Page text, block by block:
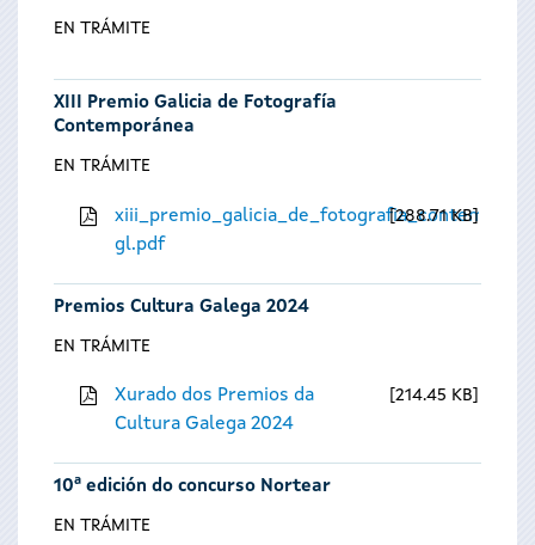
EN TRÁMITE
XIII Premio Galicia de Fotografía
Contemporánea
EN TRÁMITE
gl.pdf
288.71 KB
Premios Cultura Galega 2024
EN TRÁMITE
Xurado dos Premios da
Cultura Galega 2024
214.45 KB
10ª edición do concurso Nortear
EN TRÁMITE